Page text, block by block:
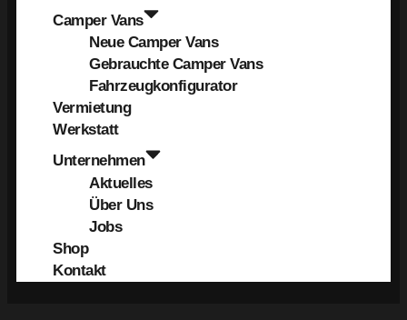
Camper Vans
Neue Camper Vans
Gebrauchte Camper Vans
Fahrzeugkonfigurator
Vermietung
Werkstatt
Unternehmen
Aktuelles
Über Uns
Jobs
Shop
Kontakt